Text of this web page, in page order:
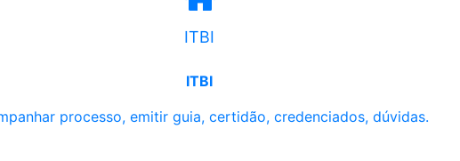
ITBI
ITBI
processo, emitir guia, certidão, credenciados, dúvidas.